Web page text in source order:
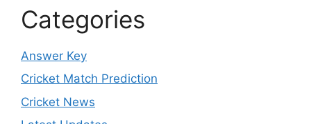
Categories
Answer Key
Cricket Match Prediction
Cricket News